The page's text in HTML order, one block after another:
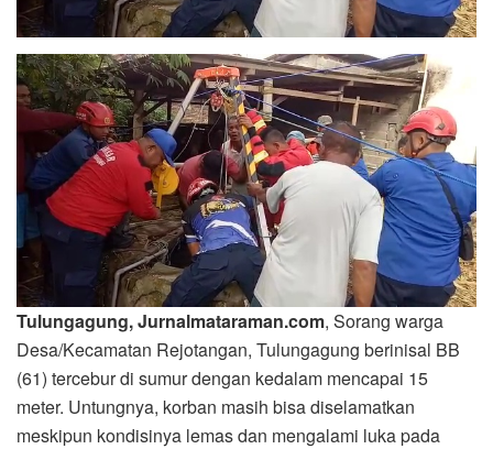
Tulungagung, Jurnalmataraman.com, Sorang warga
Desa/Kecamatan Rejotangan, Tulungagung berinisal BB
(61) tercebur di sumur dengan kedalam mencapai 15
meter. Untungnya, korban masih bisa diselamatkan
meskipun kondisinya lemas dan mengalami luka pada